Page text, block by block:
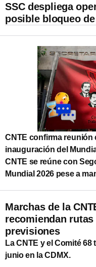
SSC despliega
posible bloqueo de
CNTE confirma reunión
inauguración del
CNTE se reúne con
Mundial 2026 pese a
Marchas de la
recomiendan
previsiones
La CNTE y el Comité
junio en la CDMX.